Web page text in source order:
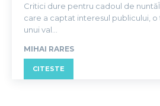
Critici dure pentru cadoul de
care a captat interesul publicului, o
unui val...
MIHAI RARES
CITESTE